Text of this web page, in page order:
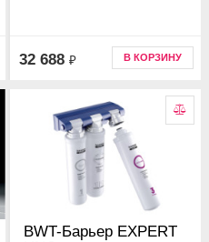
32 688 ₽ В КОРЗИНУ
BWT-Барьер EXPERT